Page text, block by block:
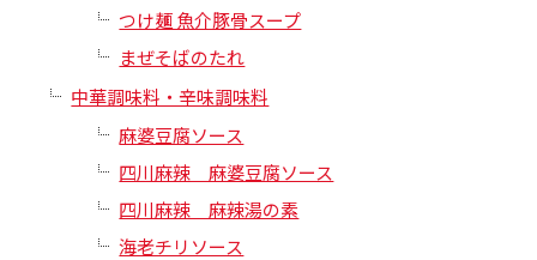
つけ麺 魚介豚骨スープ
まぜそばのたれ
中華調味料・辛味調味料
麻婆豆腐ソース
四川麻辣 麻婆豆腐ソース
四川麻辣 麻辣湯の素
海老チリソース